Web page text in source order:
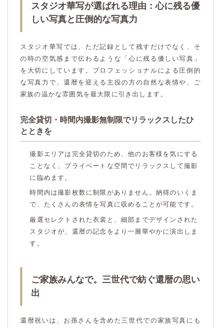
スタジオ華写が選ばれる理由：心に残る優
しい写真と圧倒的な写真力
スタジオ華写では、ただ記録として残すだけでなく、そ
の時の空気感まで伝わるような「心に残る優しい写真」
を大切にしています。プロフェッショナルによる圧倒的
な写真力で、還暦を迎える主役の方の自然な表情や、ご
家族の温かな雰囲気を最大限に引き出します。
完全貸切・時間内撮影無制限でリラックスしたひ
とときを
撮影エリアは完全貸切のため、他のお客様を気にする
ことなく、プライベートな空間でリラックスして撮影
に臨めます。
時間内は撮影枚数に制限がありません。納得のいくま
で、たくさんの表情を写真に収めることが可能です。
厳選セレクトされた衣裳と、細部までデザインされた
スタジオが、還暦の記念をより一層華やかに演出しま
す。
ご家族みんなで。三世代で紡ぐ還暦の思い
出
還暦祝いは、お孫さんを含めた三世代での家族写真にも